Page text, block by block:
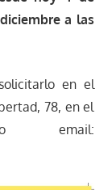
a las
en el
78, en el
o email: